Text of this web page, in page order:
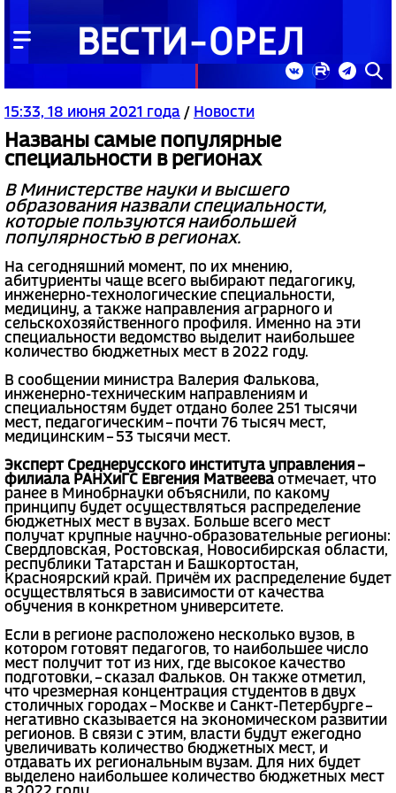
15:33, 18 июня 2021 года / Новости
Названы самые популярные
специальности в регионах
В Министерстве науки и высшего
образования назвали специальности,
которые пользуются наибольшей
популярностью в регионах.
На сегодняшний момент, по их мнению,
абитуриенты чаще всего выбирают педагогику,
инженерно-технологические специальности,
медицину, а также направления аграрного и
сельскохозяйственного профиля. Именно на эти
специальности ведомство выделит наибольшее
количество бюджетных мест в 2022 году.
В сообщении министра Валерия Фалькова,
инженерно-техническим направлениям и
специальностям будет отдано более 251 тысячи
мест, педагогическим – почти 76 тысяч мест,
медицинским – 53 тысячи мест.
Эксперт Среднерусского института управления –
филиала РАНХиГС Евгения Матвеева отмечает, что
ранее в Минобрнауки объяснили, по какому
принципу будет осуществляться распределение
бюджетных мест в вузах. Больше всего мест
получат крупные научно-образовательные регионы:
Свердловская, Ростовская, Новосибирская области,
республики Татарстан и Башкортостан,
Красноярский край. Причём их распределение будет
осуществляться в зависимости от качества
обучения в конкретном университете.
Если в регионе расположено несколько вузов, в
котором готовят педагогов, то наибольшее число
мест получит тот из них, где высокое качество
подготовки, – сказал Фальков. Он также отметил,
что чрезмерная концентрация студентов в двух
столичных городах – Москве и Санкт-Петербурге –
негативно сказывается на экономическом развитии
регионов. В связи с этим, власти будут ежегодно
увеличивать количество бюджетных мест, и
отдавать их региональным вузам. Для них будет
выделено наибольшее количество бюджетных мест